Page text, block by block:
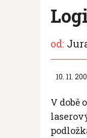
od:
10. 11.
V době